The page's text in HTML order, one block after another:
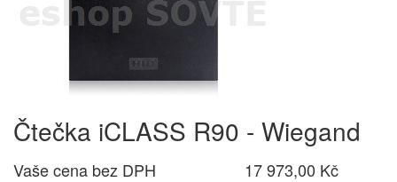
Čtečka iCLASS R90 - Wiegand
Vaše cena bez DPH
17 973,00 Kč